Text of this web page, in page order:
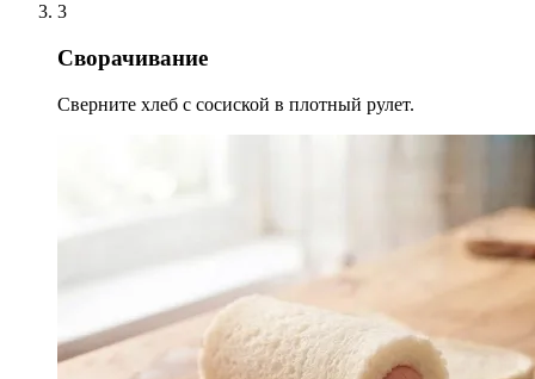
3
Сворачивание
Сверните хлеб с сосиской в плотный рулет.